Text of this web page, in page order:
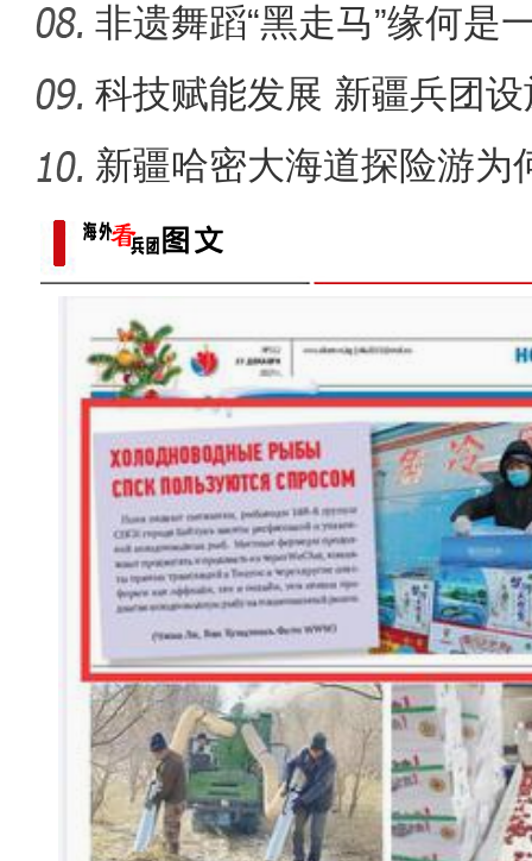
非遗舞蹈“黑走马”缘何是
科技赋能发展 新疆兵团设
新疆哈密大海道探险游为